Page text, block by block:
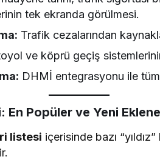
tek ekranda görülmesi.
Trafik cezalarından
ve köprü geçiş
DHMİ entegrasyonu ile
Popüler ve Yeni
listesi içerisinde bazı